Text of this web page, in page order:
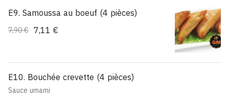
E9. Samoussa au boeuf (4 pièces)
7,90 € 7,11 €
E10. Bouchée crevette (4 pièces)
Sauce umami